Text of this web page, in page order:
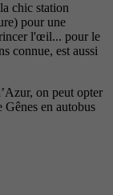
chic station
pour une
rincer l'œil... pour le
connue, est aussi
on peut opter
en autobus